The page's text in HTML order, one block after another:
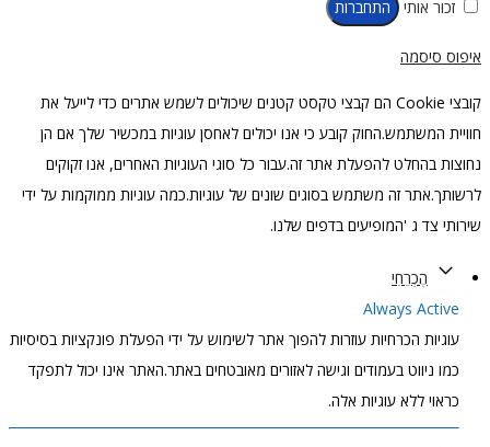
זכור אותי התחברות
איפוס סיסמה
קובצי Cookie הם קבצי טקסט קטנים שיכולים לשמש אתרים כדי לייעל את
חוויית המשתמש.החוק קובע כי אנו יכולים לאחסן עוגיות במכשיר שלך אם הן
נחוצות בהחלט להפעלת אתר זה.עבור כל סוגי העוגיות האחרים, אנו זקוקים
לרשותך.אתר זה משתמש בסוגים שונים של עוגיות.כמה עוגיות ממוקמות על ידי
שירותי צד ג 'המופיעים בדפים שלנו.
הֶכְרֵחִי
Always Active
עוגיות הכרחיות עוזרות להפוך אתר לשימוש על ידי הפעלת פונקציות בסיסיות
כמו ניווט בעמודים וגישה לאזורים מאובטחים באתר.האתר אינו יכול לתפקד
כראוי ללא עוגיות אלה.